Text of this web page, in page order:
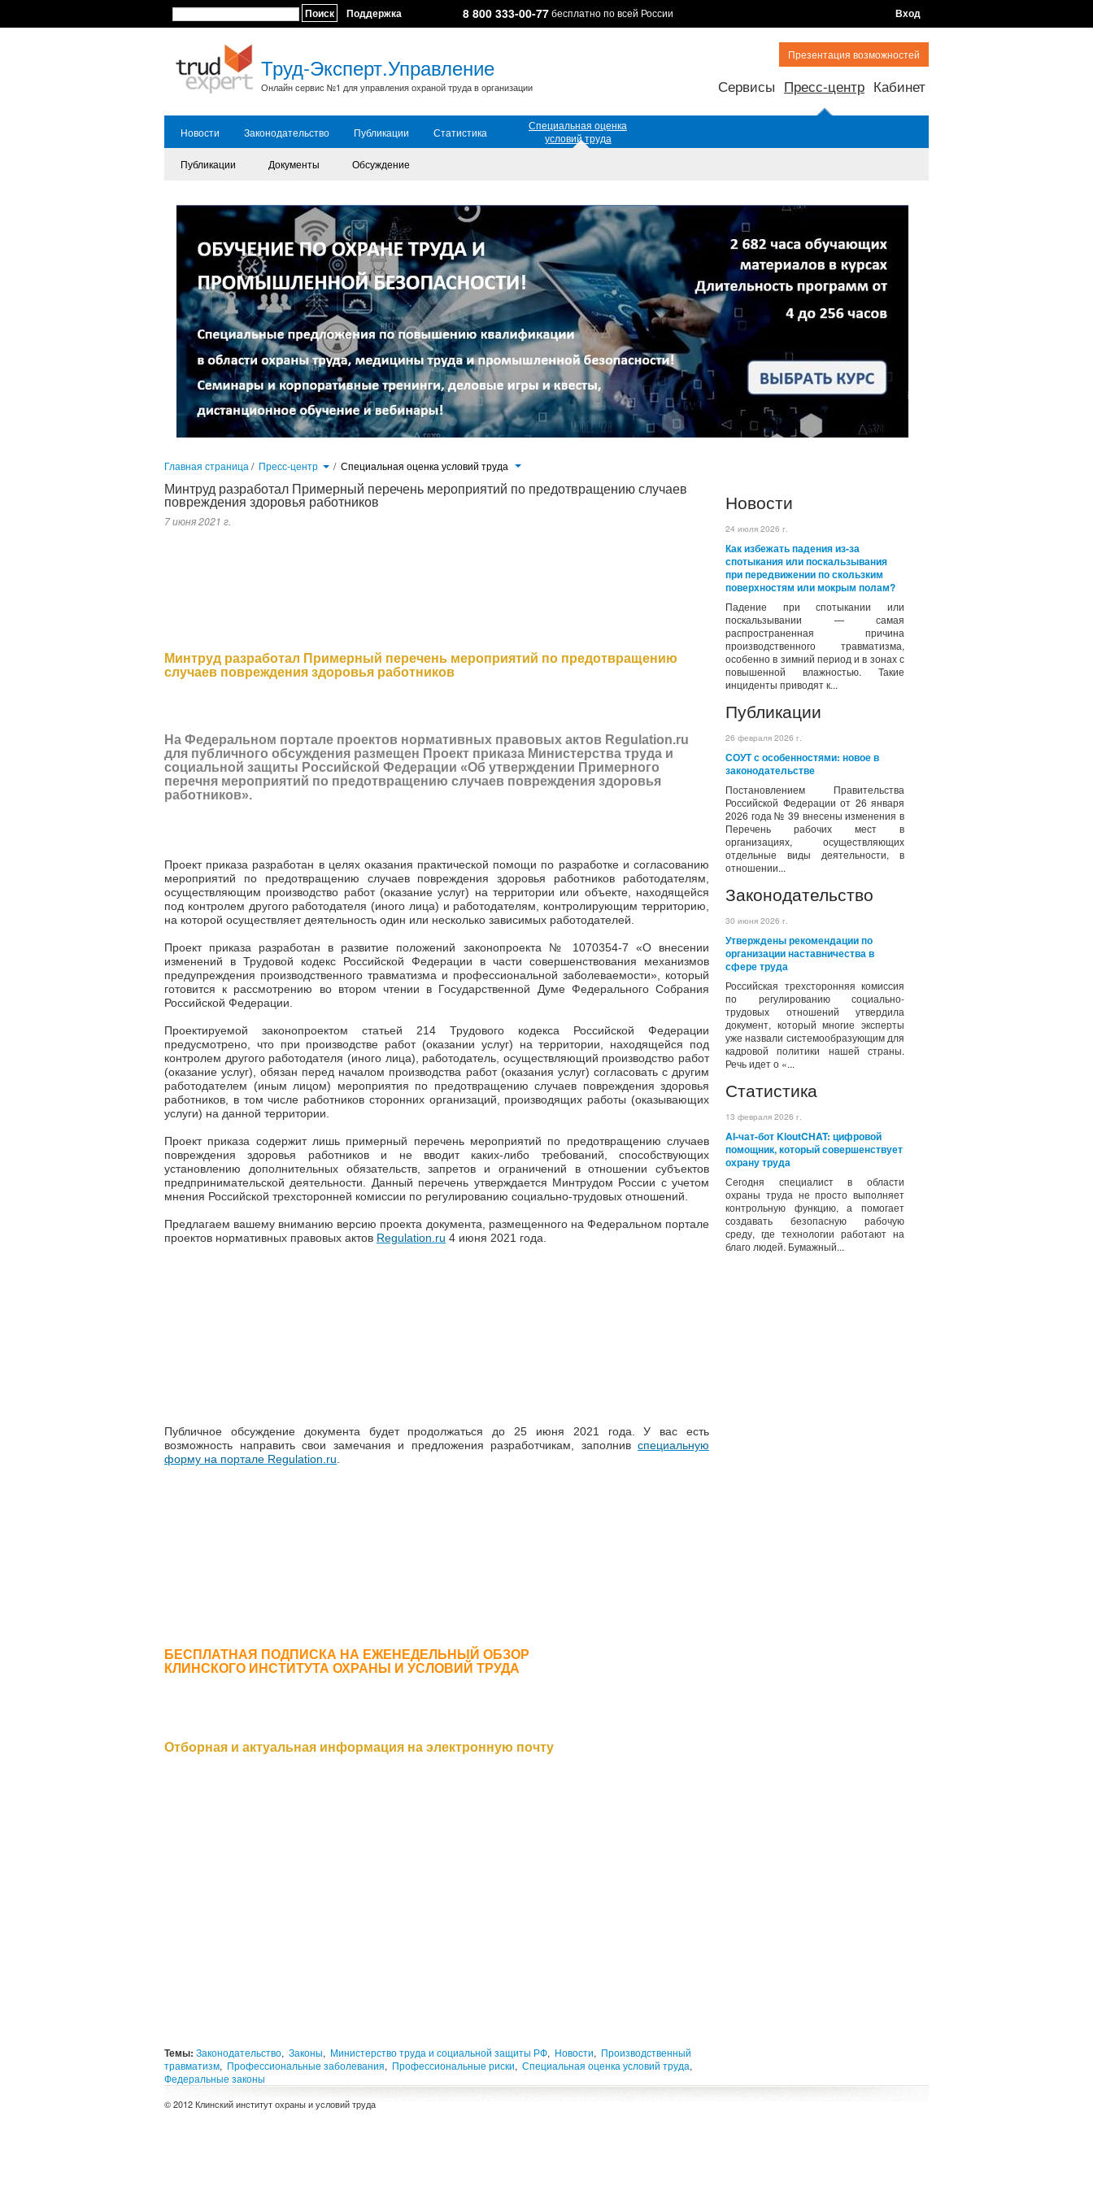
Поиск Поддержка 8 800 333-00-77бесплатно по всей России Вход
Труд-Эксперт.Управление
Онлайн сервис №1 для управления охраной труда в организации
Презентация возможностей
Сервисы Пресс-центр Кабинет
Новости Законодательство Публикации Статистика
Специальная оценка
условий труда
Публикации
Документы Обсуждение
Главная страница / Пресс-центр / Специальная оценка условий труда
Новости
24 июля 2026 г.
Как избежать падения из-за
спотыкания или поскальзывания
при передвижении по скользким
поверхностям или мокрым полам?
Падение при спотыкании или
поскальзывании — самая
распространенная причина
производственного травматизма,
особенно в зимний период и в зонах с
повышенной влажностью. Такие
инциденты приводят к...
Публикации
26 февраля 2026 г.
СОУТ с особенностями: новое в
законодательстве
Постановлением Правительства
Российской Федерации от 26 января
2026 года № 39 внесены изменения в
Перечень рабочих мест в
организациях, осуществляющих
отдельные виды деятельности, в
отношении...
Законодательство
30 июня 2026 г.
Утверждены рекомендации по
организации наставничества в
сфере труда
Российская трехсторонняя комиссия
по регулированию социально-
трудовых отношений утвердила
документ, который многие эксперты
уже назвали системообразующим для
кадровой политики нашей страны.
Речь идет о «...
Статистика
13 февраля 2026 г.
AI-чат-бот KioutCHAT: цифровой
помощник, который совершенствует
охрану труда
Сегодня специалист в области
охраны труда не просто выполняет
контрольную функцию, а помогает
создавать безопасную рабочую
среду, где технологии работают на
благо людей. Бумажный...
Минтруд разработал Примерный перечень мероприятий по предотвращению случаев
повреждения здоровья работников
7 июня 2021 г.
Минтруд разработал Примерный перечень мероприятий по предотвращению
случаев повреждения здоровья работников
На Федеральном портале проектов нормативных правовых актов Regulation.ru
для публичного обсуждения размещен Проект приказа Министерства труда и
социальной защиты Российской Федерации «Об утверждении Примерного
перечня мероприятий по предотвращению случаев повреждения здоровья
работников».
Проект приказа разработан в целях оказания практической помощи по разработке и согласованию
мероприятий по предотвращению случаев повреждения здоровья работников работодателям,
осуществляющим производство работ (оказание услуг) на территории или объекте, находящейся
под контролем другого работодателя (иного лица) и работодателям, контролирующим территорию,
на которой осуществляет деятельность один или несколько зависимых работодателей.
Проект приказа разработан в развитие положений законопроекта № 1070354-7 «О внесении
изменений в Трудовой кодекс Российской Федерации в части совершенствования механизмов
предупреждения производственного травматизма и профессиональной заболеваемости», который
готовится к рассмотрению во втором чтении в Государственной Думе Федерального Собрания
Российской Федерации.
Проектируемой законопроектом статьей 214 Трудового кодекса Российской Федерации
предусмотрено, что при производстве работ (оказании услуг) на территории, находящейся под
контролем другого работодателя (иного лица), работодатель, осуществляющий производство работ
(оказание услуг), обязан перед началом производства работ (оказания услуг) согласовать с другим
работодателем (иным лицом) мероприятия по предотвращению случаев повреждения здоровья
работников, в том числе работников сторонних организаций, производящих работы (оказывающих
услуги) на данной территории.
Проект приказа содержит лишь примерный перечень мероприятий по предотвращению случаев
повреждения здоровья работников и не вводит каких-либо требований, способствующих
установлению дополнительных обязательств, запретов и ограничений в отношении субъектов
предпринимательской деятельности. Данный перечень утверждается Минтрудом России с учетом
мнения Российской трехсторонней комиссии по регулированию социально-трудовых отношений.
Предлагаем вашему вниманию версию проекта документа, размещенного на Федеральном портале
проектов нормативных правовых актов Regulation.ru 4 июня 2021 года.
Публичное обсуждение документа будет продолжаться до 25 июня 2021 года. У вас есть
возможность направить свои замечания и предложения разработчикам, заполнив специальную
форму на портале Regulation.ru.
БЕСПЛАТНАЯ ПОДПИСКА НА ЕЖЕНЕДЕЛЬНЫЙ ОБЗОР
КЛИНСКОГО ИНСТИТУТА ОХРАНЫ И УСЛОВИЙ ТРУДА
Отборная и актуальная информация на электронную почту
Темы: Законодательство, Законы, Министерство труда и социальной защиты РФ, Новости, Производственный
травматизм, Профессиональные заболевания, Профессиональные риски, Специальная оценка условий труда,
Федеральные законы
© 2012 Клинский институт охраны и условий труда